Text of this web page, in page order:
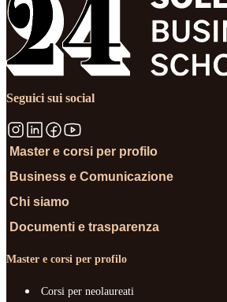
Seguici sui social
Master e corsi per profilo
Business e Comunicazione
Chi siamo
Documenti e trasparenza
Master e corsi per profilo
Corsi per neolaureati